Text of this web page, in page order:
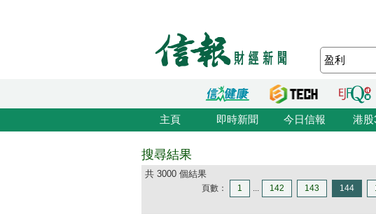
主頁 即時新聞 今日信報 港股
搜尋結果
共 3000 個結果
頁數： 1 ... 142 143 144